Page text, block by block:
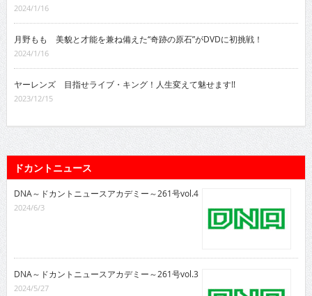
2024/1/16
月野もも 美貌と才能を兼ね備えた“奇跡の原石”がDVDに初挑戦！
2024/1/16
ヤーレンズ 目指せライブ・キング！人生変えて魅せます!!
2023/12/15
ドカントニュース
DNA～ドカントニュースアカデミー～261号vol.4
2024/6/3
DNA～ドカントニュースアカデミー～261号vol.3
2024/5/27